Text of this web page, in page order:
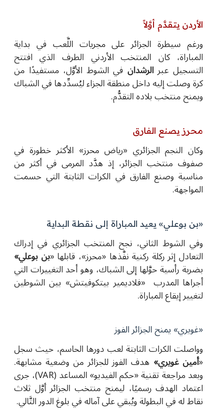
الأردن يتقدَّم أوَّلاً
ورغم سيطرة الجزائر على مجريات اللَّعب في بداية
المباراة، كان المنتخب الأردني الطرف الذي افتتح
التسجيل عبرالرشدان في الشوط الأوَّل، مستفيدًا من
كرة وصلت إليه داخل منطقة الجزاء ليُسدِّدها في الشباك
ويمنح منتخب بلاده التقدُّم.
محرز يصنع الفارق
وكان النجم الجزائري «رياض محرز» الأكثر خطورة في
صفوف منتخب الجزائر، إذ هدَّد المرمى في أكثر من
مناسبة وصنع الفارق في الكرات الثابتة التي حسمت
المواجهة.
«بن بوعلي» يعيد المباراة إلى نقطة البداية
وفي الشوط الثاني، نجح المنتخب الجزائري في إدراك
التعادل إثر ركلة ركنية نفَّذها «محرز»، قابلها «بن بوعلي»
بضربة رأسية حوَّلها إلى الشباك، وهو أحد التغييرات التي
أجراها المدرب «فلاديمير بيتكوفيتش» بين الشوطين
لتغيير إيقاع المباراة.
«غويري» يمنح الجزائر الفوز
وواصلت الكرات الثابتة لعب دورها الحاسم، حيث سجل
«أمين غويري» هدف الفوز للجزائر من وضعية مشابهة.
وبعد مراجعة تقنية «حكم الفيديو» المساعد (VAR)، جرى
اعتماد الهدف رسميًا، ليمنح منتخب الجزائر أوَّل ثلاث
نقاط له في البطولة ويُبقي على آماله في بلوغ الدور التَّالي.